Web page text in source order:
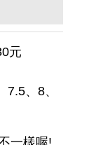
元
、8、
一樣喔!